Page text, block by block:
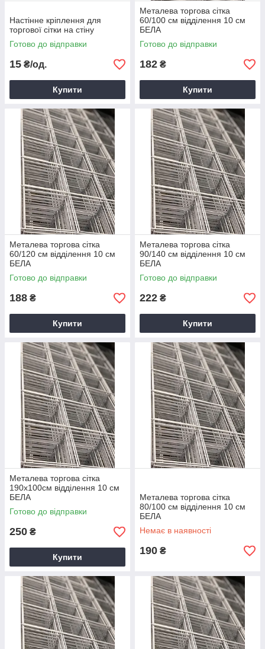
Настінне кріплення для
торгової сітки на стіну
Готово до відправки
15 ₴/од.
Купити
Металева торгова сітка
60/100 см відділення 10 см
БЕЛА
Готово до відправки
182 ₴
Купити
Металева торгова сітка
60/120 см відділення 10 см
БЕЛА
Готово до відправки
188 ₴
Купити
Металева торгова сітка
90/140 см відділення 10 см
БЕЛА
Готово до відправки
222 ₴
Купити
Металева торгова сітка
190х100см відділення 10 см
БЕЛА
Готово до відправки
250 ₴
Купити
Металева торгова сітка
80/100 см відділення 10 см
БЕЛА
Немає в наявності
190 ₴